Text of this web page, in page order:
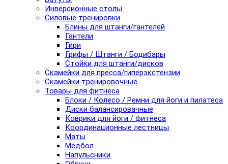
Инверсионные столы
Силовые тренировки
Блины для штанги/гантелей
Гантели
Гири
Грифы / Штанги / Бодибары
Стойки для штанги/дисков
Скамейки для пресса/гиперэкстензии
Скамейки тренировочные
Товары для фитнеса
Блоки / Колесо / Ремни для йоги и пилатеса
Диски балансировачные
Коврики для йоги / фитнеса
Координационные лестницы
Маты
Медбол
Напульсники